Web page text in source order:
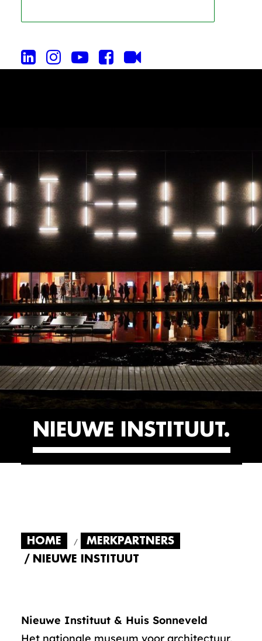
NIEUWE INSTITUUT
HOME
MERKPARTNERS
NIEUWE INSTITUUT
Nieuwe Instituut & Huis Sonneveld